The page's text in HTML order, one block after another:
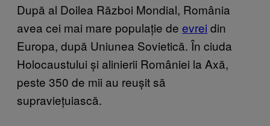
După al Doilea Război Mondial, România
avea cei mai mare populație de evrei din
Europa, după Uniunea Sovietică. În ciuda
Holocaustului și alinierii României la Axă,
peste 350 de mii au reușit să
supraviețuiască.